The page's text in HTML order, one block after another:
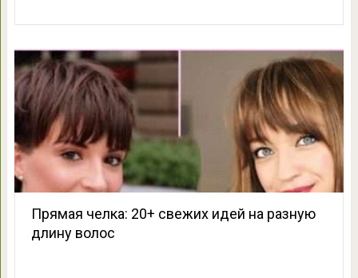
Прямая челка: 20+ свежих идей на разную
длину волос